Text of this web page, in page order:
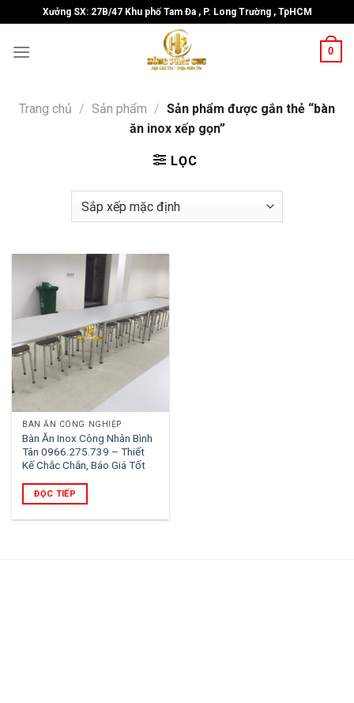
to
content
Xưởng SX: 27B/47 Khu phố Tam Đa , P. Long Trường , TpHCM
0
Trang chủ / Sản phẩm / Sản phẩm được gắn thẻ “bàn
ăn inox xếp gọn”
LỌC
BÀN ĂN CÔNG NGHIỆP
Bàn Ăn Inox Công Nhân Bình
Tân 0966.275.739 – Thiết
Kế Chắc Chắn, Báo Giá Tốt
ĐỌC TIẾP